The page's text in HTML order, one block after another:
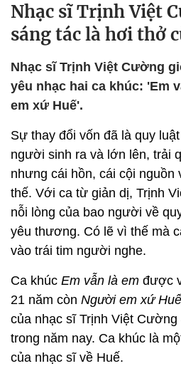
Nhạc sĩ Trịnh Việt
sáng tác là hơi thở
Nhạc sĩ Trịnh Việt Cường
yêu nhạc hai ca khúc: 'Em
em xứ Huế'.
Sự thay đổi vốn đã là quy
người sinh ra và lớn lên, trải
nhưng cái hồn, cái cội nguồn
thế. Với ca từ giản dị, Trịnh
nỗi lòng của bao người về
yêu thương. Có lẽ vì thế mà
vào trái tim người nghe.
Ca khúc Em vẫn là em được
21 năm còn Người em xứ Huế
của nhạc sĩ Trịnh Việt
trong năm nay. Ca khúc là
của nhạc sĩ về Huế.